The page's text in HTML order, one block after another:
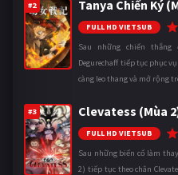
#2 Tanya Chiến Ký
FULL HD VIETSUB
Sau những chiến
Degurechaff tiếp tục phục
càng leo thang và mở rộng
#3 Clevatess (Mùa
FULL HD VIETSUB
Sau những biến cố làm
2) tiếp tục theo chân